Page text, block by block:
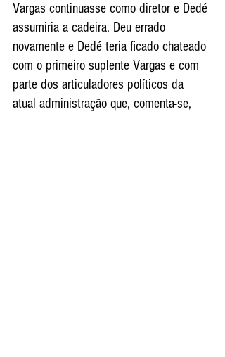
Vargas continuasse como diretor e Dedé
assumiria a cadeira. Deu errado
novamente e Dedé teria ficado chateado
com o primeiro suplente Vargas e com
parte dos articuladores políticos da
atual administração que, comenta-se,